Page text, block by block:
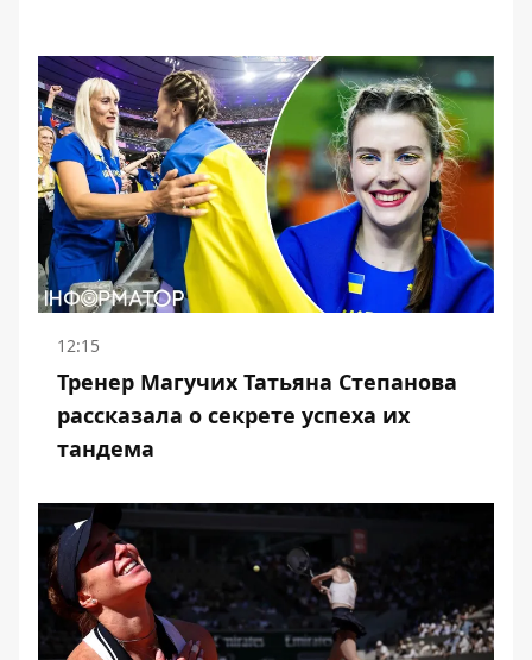
12:15
Тренер Магучих Татьяна Степанова
рассказала о секрете успеха их
тандема